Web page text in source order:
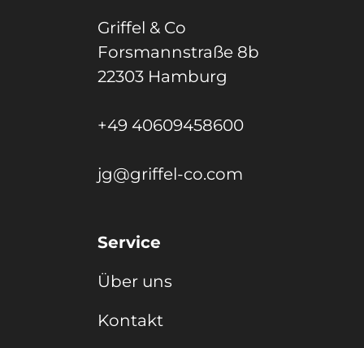
Griffel & Co
Forsmannstraße 8b
22303 Hamburg
+49 40609458600
jg@griffel-co.com
Service
Über uns
Kontakt